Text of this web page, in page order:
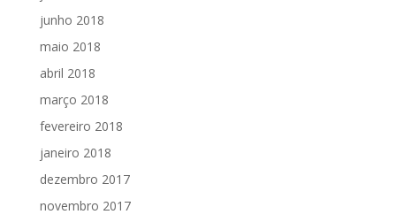
junho 2018
maio 2018
abril 2018
março 2018
fevereiro 2018
janeiro 2018
dezembro 2017
novembro 2017